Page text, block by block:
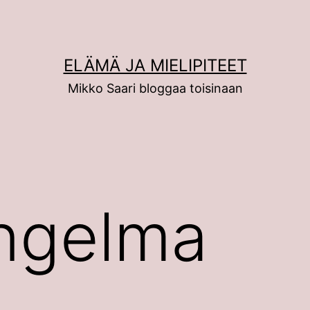
ELÄMÄ JA MIELIPITEET
Mikko Saari bloggaa toisinaan